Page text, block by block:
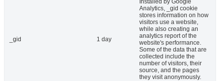
_gid 1 day
Installed by Google
Analytics, _gid cookie
stores information on how
visitors use a website,
while also creating an
analytics report of the
website's performance.
Some of the data that are
collected include the
number of visitors, their
source, and the pages
they visit anonymously.